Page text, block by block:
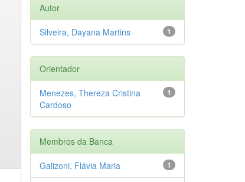
Autor
1
Silveira, Dayana Martins
Orientador
1
Menezes, Thereza Cristina
Cardoso
Membros da Banca
1
Galizoni, Flávia Maria